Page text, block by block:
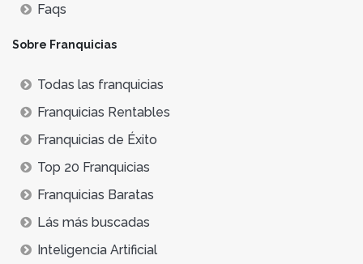
Faqs
Sobre Franquicias
Todas las franquicias
Franquicias Rentables
Franquicias de Éxito
Top 20 Franquicias
Franquicias Baratas
Lás más buscadas
Inteligencia Artificial